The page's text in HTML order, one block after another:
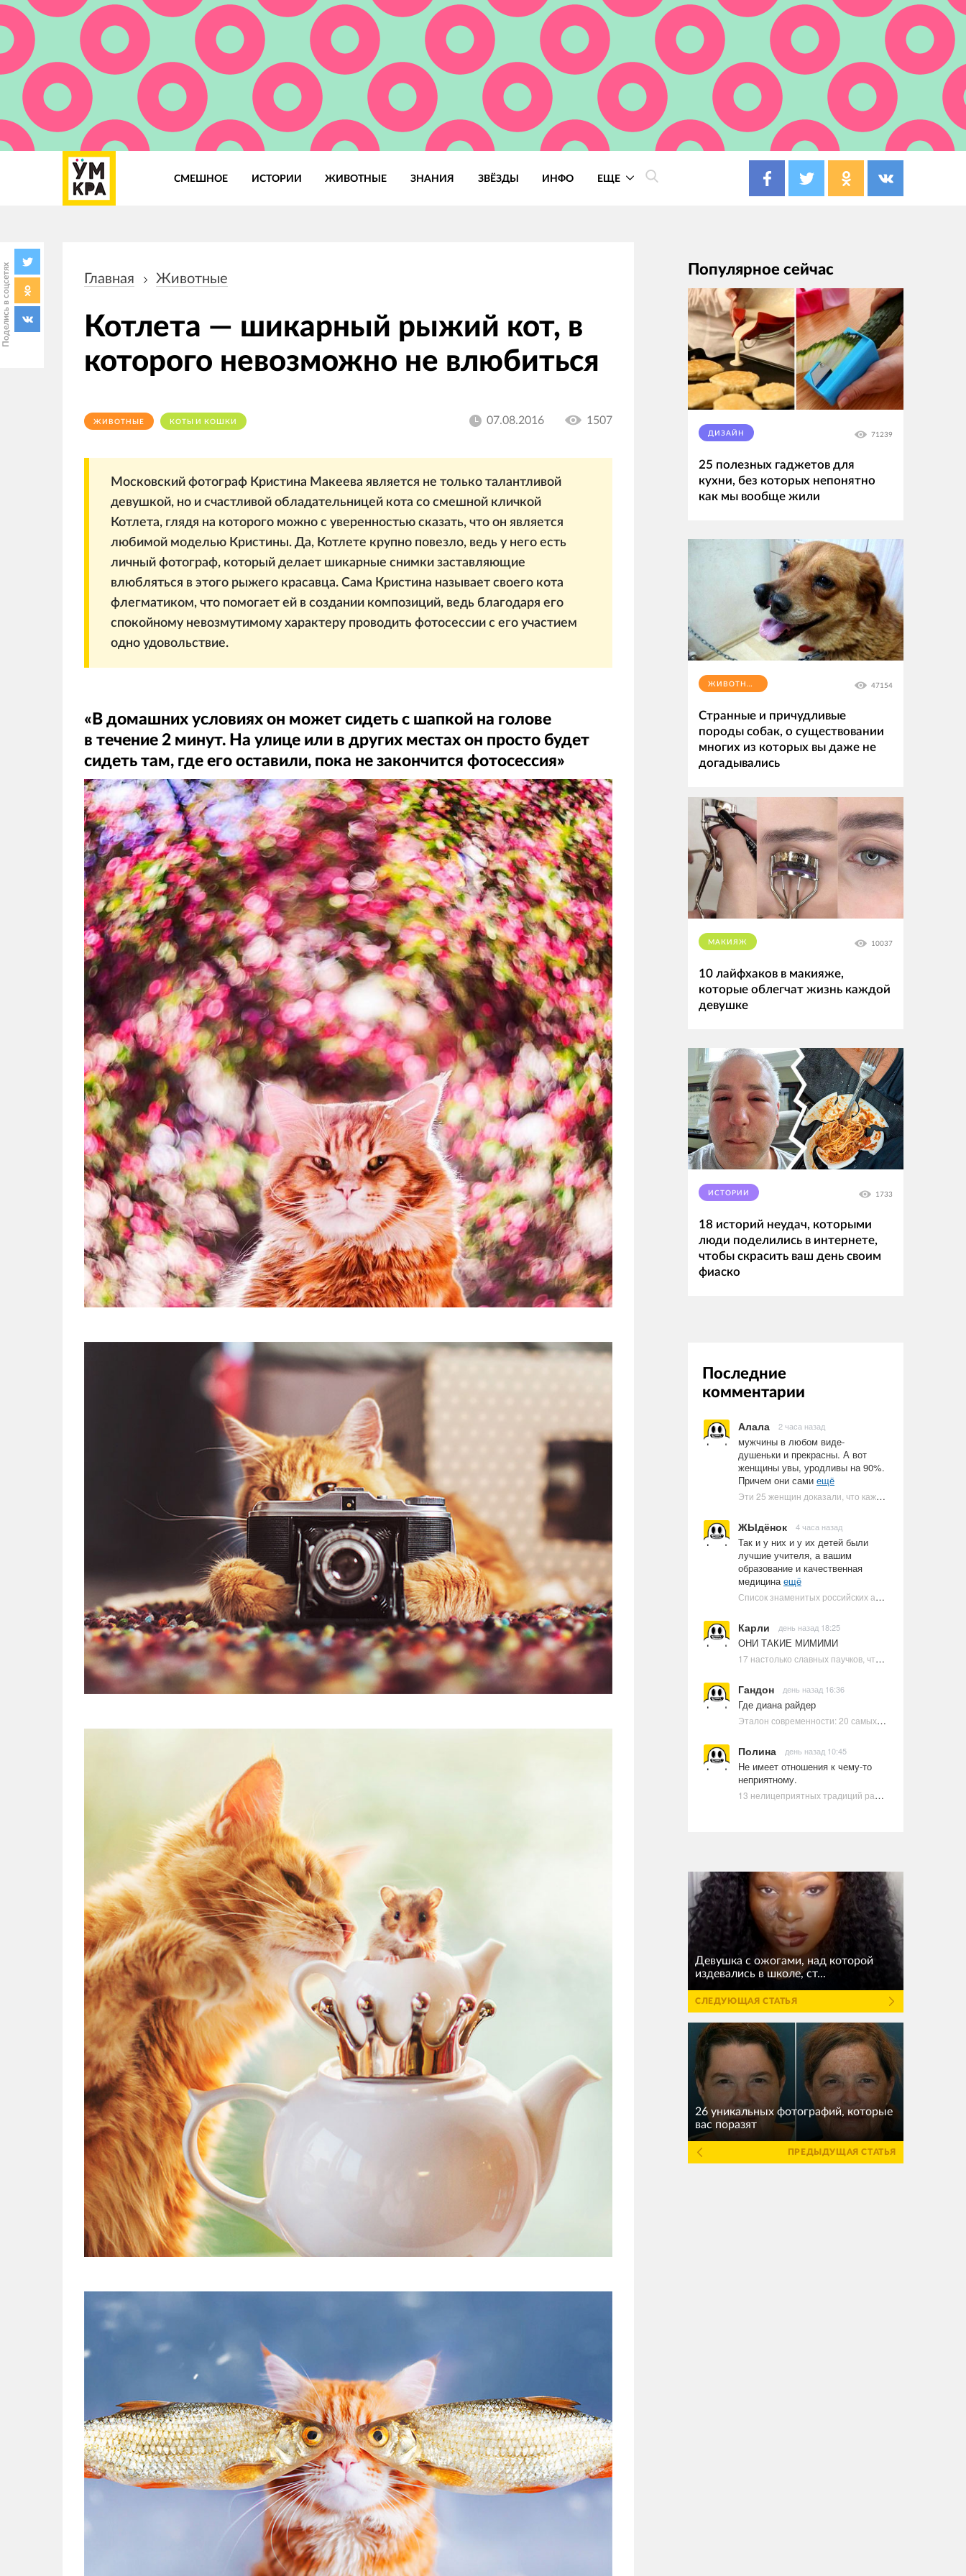
СМЕШНОЕ ИСТОРИИ ЖИВОТНЫЕ ЗНАНИЯ ЗВЁЗДЫ ИНФО ЕЩЕ
Поделись в соцсетях навигации
Главная Животные
Котлета — шикарный рыжий кот, в
которого невозможно не влюбиться
ЖИВОТНЫЕ КОТЫ И КОШКИ 07.08.2016 1507
Московский фотограф Кристина Макеева является не только талантливой
девушкой, но и счастливой обладательницей кота со смешной кличкой
Котлета, глядя на которого можно с уверенностью сказать, что он является
любимой моделью Кристины. Да, Котлете крупно повезло, ведь у него есть
личный фотограф, который делает шикарные снимки заставляющие
влюбляться в этого рыжего красавца. Сама Кристина называет своего кота
флегматиком, что помогает ей в создании композиций, ведь благодаря его
спокойному невозмутимому характеру проводить фотосессии с его участием
одно удовольствие.
«В домашних условиях он может сидеть с шапкой на голове
в течение 2 минут. На улице или в других местах он просто будет
сидеть там, где его оставили, пока не закончится фотосессия»
Популярное сейчас
ДИЗАЙН 71239
25 полезных гаджетов для
кухни, без которых непонятно
как мы вообще жили
ЖИВОТНЫЕ 47154
Странные и причудливые
породы собак, о существовании
многих из которых вы даже не
догадывались
МАКИЯЖ 10037
10 лайфхаков в макияже,
которые облегчат жизнь каждой
девушке
ИСТОРИИ 1733
18 историй неудач, которыми
люди поделились в интернете,
чтобы скрасить ваш день своим
фиаско
Последние
комментарии
Алала 2 часа назад
мужчины в любом виде-
душеньки и прекрасны. А вот
женщины увы, уродливы на 90%.
Причем они сами ещё
Эти 25 женщин доказали, что каждое тело имеет право быть в бикини
ЖЫдёнок 4 часа назад
Так и у них и у их детей были
лучшие учителя, а вашим
образование и качественная
медицинаещё
Список знаменитых российских артистов-евреев | Ультрамарин
Карли день назад 18:25
ОНИ ТАКИЕ МИМИМИ
17 настолько славных паучков, что даже у арахнофобов появится желание их погладить
Гандон день назад 16:36
Где диана райдер
Эталон современности: 20 самых красивых и привлекательных актрис Голливуда, по мнению Google | Ультрамарин
Полина день назад 10:45
Не имеет отношения к чему-то
неприятному.
13 нелицеприятных традиций разных стран, которые могут шокировать неподготовленного человека
Девушка с ожогами, над которой
издевались в школе, ст...
СЛЕДУЮЩАЯ СТАТЬЯ
26 уникальных фотографий, которые
вас поразят
ПРЕДЫДУЩАЯ СТАТЬЯ